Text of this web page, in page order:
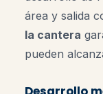
área y salida
la cantera
pueden